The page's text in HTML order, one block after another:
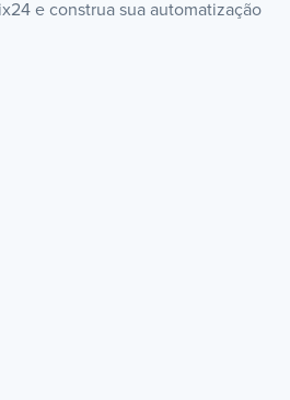
e construa sua automatização